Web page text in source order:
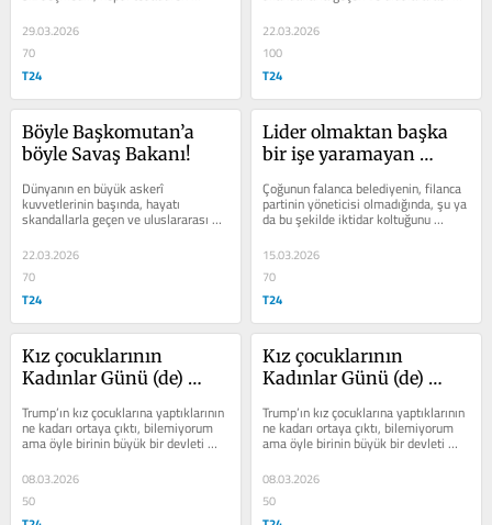
belirlendi
29.03.2026
70
T24
hukuku hiçe sayan bir İslam düşmanı
bulunuyor
22.03.2026
100
T24
Böyle Başkomutan’a
böyle Savaş Bakanı!
Dünyanın en büyük askerî
kuvvetlerinin başında, hayatı
skandallarla geçen ve uluslararası
hukuku hiçe sayan bir İslam düşmanı
bulunuyor
22.03.2026
70
T24
Lider olmaktan başka
bir işe yaramayan
Çoğunun falanca belediyenin, filanca
partinin yöneticisi olmadığında, şu ya
da bu şekilde iktidar koltuğunu
kaybettiğinde döneceği bir...
15.03.2026
70
T24
Kız çocuklarının
Kadınlar Günü (de)
Trump’ın kız çocuklarına yaptıklarının
ne kadarı ortaya çıktı, bilemiyorum
ama öyle birinin büyük bir devleti
yönetmesi korkunç bir risktir
08.03.2026
50
Kız çocuklarının
Kadınlar Günü (de)
Trump’ın kız çocuklarına yaptıklarının
ne kadarı ortaya çıktı, bilemiyorum
ama öyle birinin büyük bir devleti
yönetmesi korkunç bir risktir
08.03.2026
50